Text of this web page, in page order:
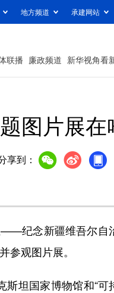
地方频道 承建网站
联播 廉政频道 新华视角看
图片展
享到：
纪念新疆维吾尔自
参观图片展。
国家博物馆和“可